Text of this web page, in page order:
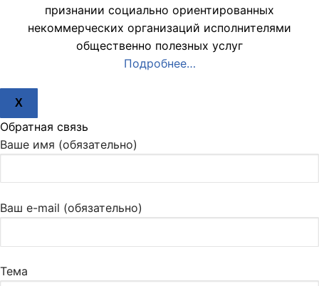
признании социально ориентированных
некоммерческих организаций исполнителями
общественно полезных услуг
Подробнее…
X
Обратная связь
Ваше имя (обязательно)
Ваш e-mail (обязательно)
Тема